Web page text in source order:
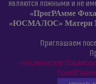
являются ложными и не
«ПрогРАмме
«ЮСМАЛОС» Матери
Приглашаем
«Космическое